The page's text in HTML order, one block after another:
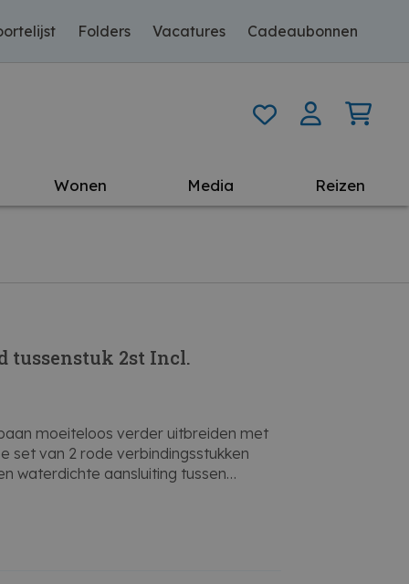
Folders Vacatures Cadeaubonnen
Wonen Media Reizen
tussenstuk 2st Incl.
moeiteloos verder uitbreiden met
set van 2 rode verbindingsstukken
waterdichte aansluiting tussen